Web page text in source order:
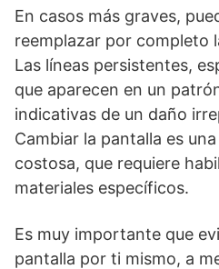
En casos más graves,
reemplazar por completo
Las líneas persistentes,
que aparecen en un
indicativas de un daño
Cambiar la pantalla es
costosa, que requiere
materiales específicos.
Es muy importante que
pantalla por ti mismo, a